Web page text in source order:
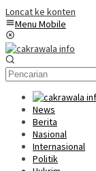
Loncat ke konten
Menu Mobile
News
Berita
Nasional
Internasional
Politik